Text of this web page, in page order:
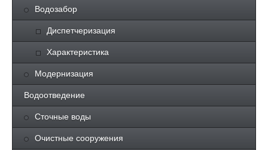
Водозабор
Диспетчеризация
Характеристика
Модернизация
Водоотведение
Сточные воды
Очистные сооружения